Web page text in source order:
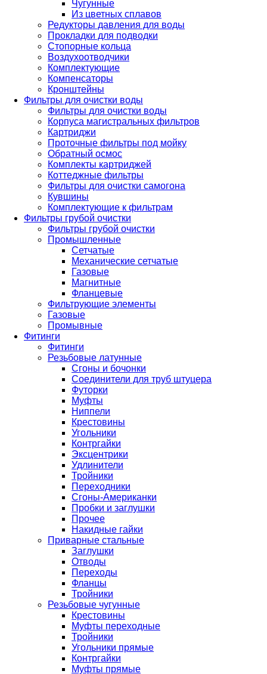
Чугунные
Из цветных сплавов
Редукторы давления для воды
Прокладки для подводки
Стопорные кольца
Воздухоотводчики
Комплектующие
Компенсаторы
Кронштейны
Фильтры для очистки воды
Фильтры для очистки воды
Корпуса магистральных фильтров
Картриджи
Проточные фильтры под мойку
Обратный осмос
Комплекты картриджей
Коттеджные фильтры
Фильтры для очистки самогона
Кувшины
Комплектующие к фильтрам
Фильтры грубой очистки
Фильтры грубой очистки
Промышленные
Сетчатые
Механические сетчатые
Газовые
Магнитные
Фланцевые
Фильтрующие элементы
Газовые
Промывные
Фитинги
Фитинги
Резьбовые латунные
Сгоны и бочонки
Соединители для труб штуцера
Футорки
Муфты
Ниппели
Крестовины
Угольники
Контргайки
Эксцентрики
Удлинители
Тройники
Переходники
Сгоны-Американки
Пробки и заглушки
Прочее
Накидные гайки
Приварные стальные
Заглушки
Отводы
Переходы
Фланцы
Тройники
Резьбовые чугунные
Крестовины
Муфты переходные
Тройники
Угольники прямые
Контргайки
Муфты прямые